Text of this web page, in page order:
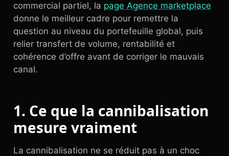
commercial partiel, la page Agence marketplace
donne le meilleur cadre pour remettre la
question au niveau du portefeuille global, puis
relier transfert de volume, rentabilité et
cohérence d’offre avant de corriger le mauvais
canal.
1. Ce que la cannibalisation
mesure vraiment
La cannibalisation ne se réduit pas à un choc